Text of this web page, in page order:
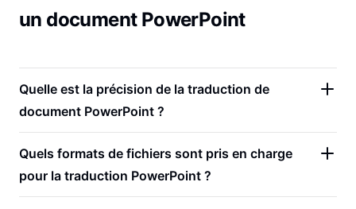
un document PowerPoint
Quelle est la précision de la traduction de
document PowerPoint ?
Quels formats de fichiers sont pris en charge
pour la traduction PowerPoint ?